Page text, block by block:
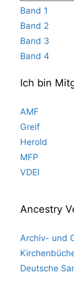
Band 1
Band 2
Band 3
Band 4
Ich bin
AMF
Greif
Herold
MFP
VDEI
Ancestry
Archiv- und
Deutsche